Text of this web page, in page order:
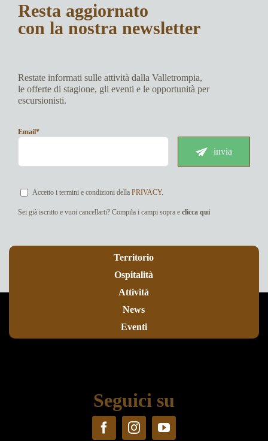
Resta aggiornato
con la nostra newsletter
Restate informati sulle attività dalla Valletrompia,
le offerte di stagione, gli eventi e le opportunità per
escursionisti.
Email*
invia
Accetto i termini e condizioni della PRIVACY.
Sei già iscritto e vuoi cancellarti? Compila i campi sopra e clicca qui
Territorio
Ospitalità
Attività
News
Eventi
Seguici su